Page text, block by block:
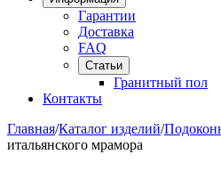
Гарантии
Доставка
FAQ
Статьи
Гранитный пол
Контакты
Главная/Каталог изделий/
итальянского мрамора